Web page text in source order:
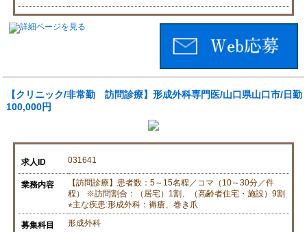
【クリニック/非常勤 訪問診療】形成外科専門医/山口県山口市/日勤
100,000円
求人ID 031641
業務内容
【訪問診療】患者数：5～15名程／コマ（10～30分／件
程） ※訪問割合：（居宅）1割、（高齢者住宅・施設）9割
⭐︎主な疾患:形成外科：褥瘡、巻き爪
募集科目 形成外科